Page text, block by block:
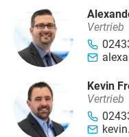
Vertrieb
Kevin
Vertrieb